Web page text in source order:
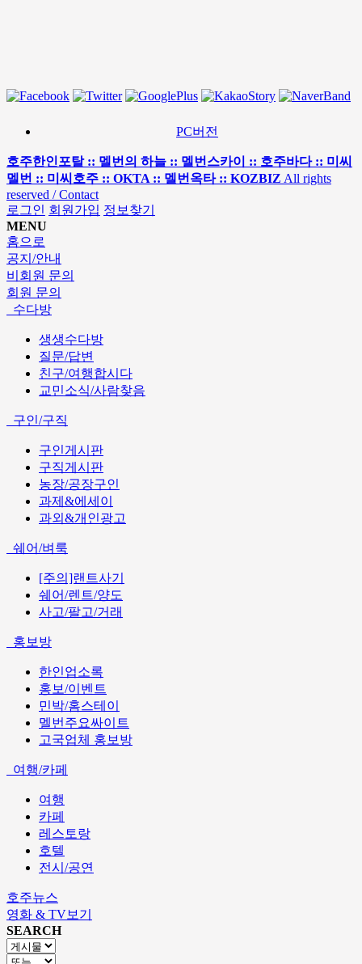
PC버전
호주한인포탈 :: 멜번의 하늘 :: 멜번스카이 :: 호주바다 :: 미씨
멜번 :: 미씨호주 :: OKTA :: 멜번옥타 :: KOZBIZ All rights
reserved / Contact
로그인 회원가입 정보찾기
MENU
홈으로
공지/안내
비회원 문의
회원 문의
수다방
생생수다방
질문/답변
친구/여행합시다
교민소식/사람찾음
구인/구직
구인게시판
구직게시판
농장/공장구인
과제&에세이
과외&개인광고
쉐어/벼룩
[주의]랜트사기
쉐어/렌트/양도
사고/팔고/거래
홍보방
한인업소록
홍보/이벤트
민박/홈스테이
멜번주요싸이트
고국업체 홍보방
여행/카페
여행
카페
레스토랑
호텔
전시/공연
호주뉴스
영화 & TV보기
SEARCH